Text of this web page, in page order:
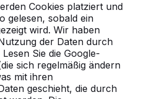
Cookies platziert und
gelesen, sobald ein
wird. Wir haben
der Daten durch
Sie die Google-
sich regelmäßig ändern
mit ihren
geschieht, die durch